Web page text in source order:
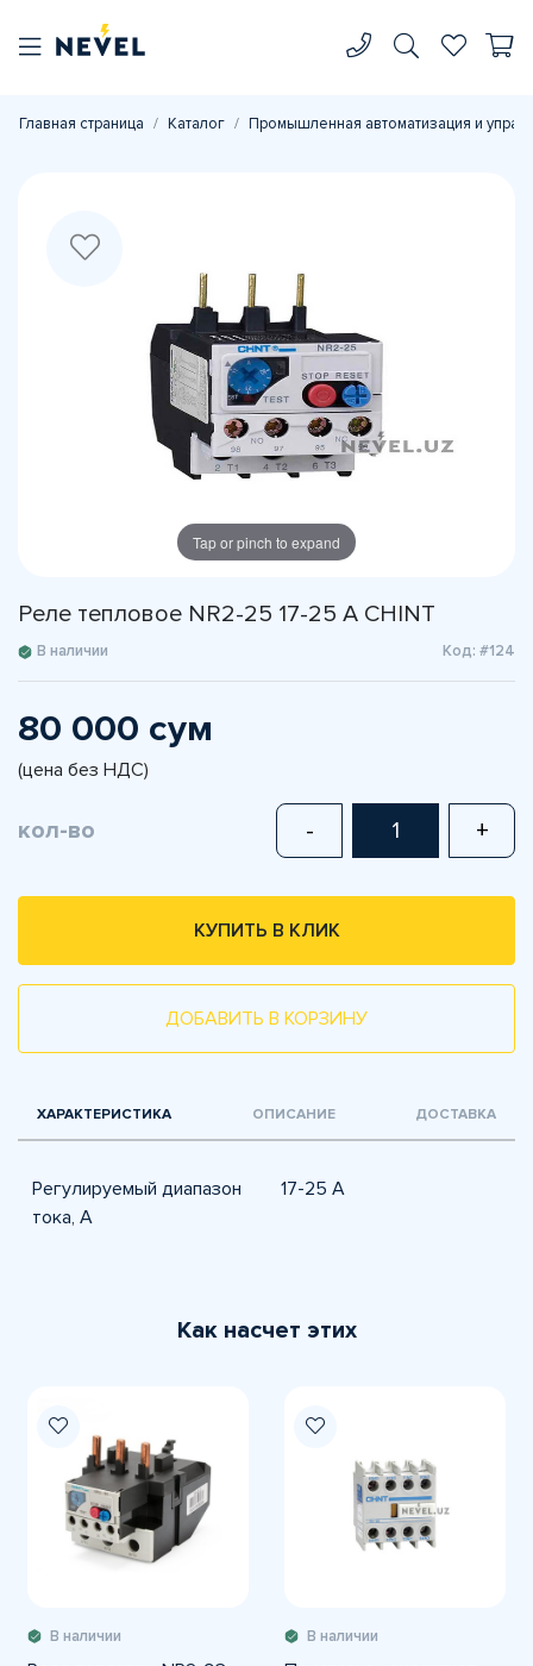
Главная страница Каталог Промышленная автоматизация и
Tap or pinch to expand
Реле тепловое NR2-25 17-25 A CHINT
В наличии Код: #124
80 000 сум
(цена без НДС)
кол-во - +
КУПИТЬ В КЛИК
ДОБАВИТЬ В КОРЗИНУ
ХАРАКТЕРИСТИКА ОПИСАНИЕ ДОСТАВКА
Регулируемый диапазон
тока, А
17-25 A
Как насчет этих
В наличии В наличии